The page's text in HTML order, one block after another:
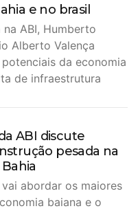
e no brasil
ABI, Humberto
Alberto Valença
da economia
de infraestrutura
ABI discute
pesada na
abordar os maiores
baiana e o